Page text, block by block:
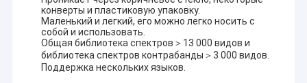
конверты и пластиковую упаковку.
Маленький и легкий, его можно легко носить с
собой и использовать.
Общая библиотека спектров＞13 000 видов и
библиотека спектров контрабанды＞3 000 видов.
Поддержка нескольких языков.